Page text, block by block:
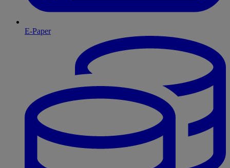
E-Paper